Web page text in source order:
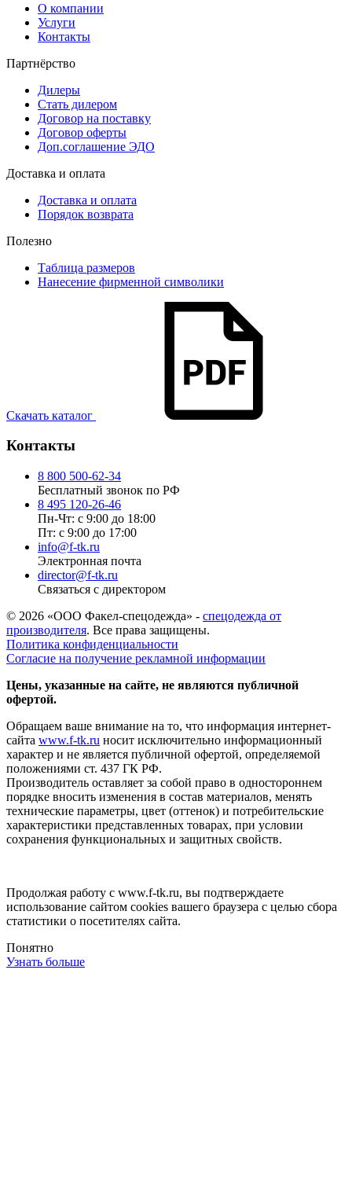
О компании
Услуги
Контакты
Партнёрство
Дилеры
Стать дилером
Договор на поставку
Договор оферты
Доп.соглашение ЭДО
Доставка и оплата
Доставка и оплата
Порядок возврата
Полезно
Таблица размеров
Нанесение фирменной символики
Скачать каталог
Контакты
8 800 500-62-34
Бесплатный звонок по РФ
8 495 120-26-46
Пн-Чт: с 9:00 до 18:00
Пт: с 9:00 до 17:00
info@f-tk.ru
Электронная почта
director@f-tk.ru
Связаться с директором
© 2026 «ООО Факел-спецодежда» - спецодежда от
производителя. Все права защищены.
Политика конфиденциальности
Согласие на получение рекламной информации
Цены, указанные на сайте, не являются публичной
офертой.
Обращаем ваше внимание на то, что информация интернет-
сайта www.f-tk.ru носит исключительно информационный
характер и не является публичной офертой, определяемой
положениями ст. 437 ГК РФ.
Производитель оставляет за собой право в одностороннем
порядке вносить изменения в состав материалов, менять
технические параметры, цвет (оттенок) и потребительские
характеристики представленных товарах, при условии
сохранения функциональных и защитных свойств.
Продолжая работу с www.f-tk.ru, вы подтверждаете
использование сайтом cookies вашего браузера с целью сбора
статистики о посетителях сайта.
Понятно
Узнать больше